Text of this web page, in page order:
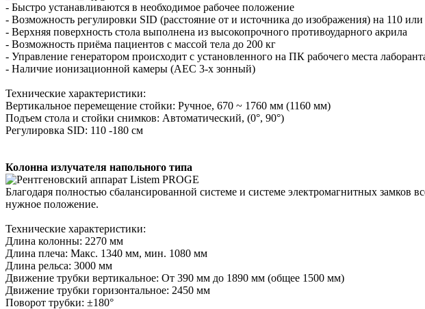
- Быстро устанавливаются в необходимое рабочее положение
- Возможность регулировки SID (расстояние от и источника до изображения) на 110
- Верхняя поверхность стола выполнена из высокопрочного противоударного акрила
- Возможность приёма пациентов с массой тела до 200 кг
- Управление генератором происходит с установленного на ПК рабочего места
- Наличие ионизационной камеры (AEC 3-х зонный)
Технические характеристики:
Вертикальное перемещение стойки: Ручное, 670 ~ 1760 мм (1160 мм)
Подъем стола и стойки снимков: Автоматический, (0°, 90°)
Регулировка SID: 110 -180 см
Колонна излучателя напольного типа
Благодаря полностью сбалансированной системе и системе электромагнитных
нужное положение.
Технические характеристики:
Длина колонны: 2270 мм
Длина плеча: Макс. 1340 мм, мин. 1080 мм
Длина рельса: 3000 мм
Движение трубки вертикальное: От 390 мм до 1890 мм (общее 1500 мм)
Движение трубки горизонтальное: 2450 мм
Поворот трубки: ±180°